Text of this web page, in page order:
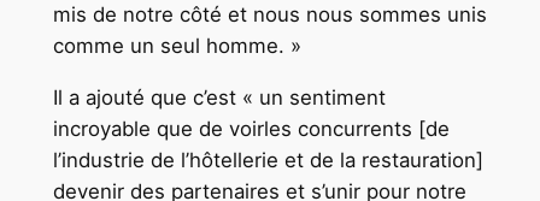
mis de notre côté et nous nous sommes unis
comme un seul homme. »
Il a ajouté que c’est « un sentiment
incroyable que de voirles concurrents [de
l’industrie de l’hôtellerie et de la restauration]
devenir des partenaires et s’unir pour notre